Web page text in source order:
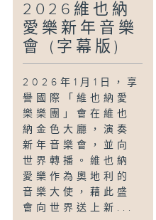
2026維也納
愛樂新年音樂
會 (字幕版)
2026年1月1日，享
譽國際「維也納愛
樂樂團」會在維也
納金色大廳，演奏
新年音樂會，並向
世界轉播。維也納
愛樂作為奧地利的
音樂大使，藉此盛
會向世界送上新...